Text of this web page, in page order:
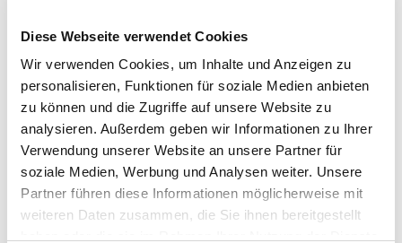
Diese Webseite verwendet Cookies
Wir verwenden Cookies, um Inhalte und Anzeigen zu
personalisieren, Funktionen für soziale Medien anbieten
zu können und die Zugriffe auf unsere Website zu
analysieren. Außerdem geben wir Informationen zu Ihrer
Verwendung unserer Website an unsere Partner für
soziale Medien, Werbung und Analysen weiter. Unsere
Partner führen diese Informationen möglicherweise mit
weiteren Daten zusammen, die Sie ihnen bereitgestellt
In Ihrem Browser scheint ein
Skriptblocker/AdBlocker aktiviert zu sein!
Das Bereitstellen und Ausführen einiger
Funktionen wird dadurch auf dieser Seite
verhindert. Um die Funktionen nutzen zu können,
deaktivieren Sie bitte den Blocker für diese Seite
oder setzen sie auf Ihre Whitelist.